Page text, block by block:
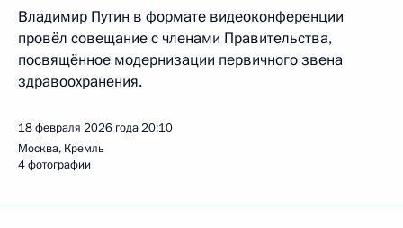
Владимир Путин в формате видеоконференции
провёл совещание с членами Правительства,
посвящённое модернизации первичного звена
здравоохранения.
18 февраля 2026 года20:10
Москва, Кремль
4 фотографии